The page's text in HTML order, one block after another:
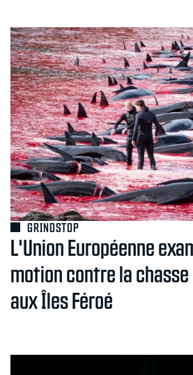
GRINDSTOP
L'Union Européenne
motion contre la
aux Îles Féroé